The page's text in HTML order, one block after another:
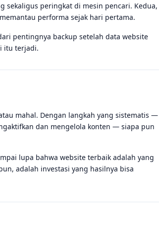
sekaligus peringkat di mesin pencari. Kedua,
performa sejak hari pertama.
pentingnya backup setelah data website
itu terjadi.
mahal. Dengan langkah yang sistematis —
dan mengelola konten — siapa pun
lupa bahwa website terbaik adalah yang
adalah investasi yang hasilnya bisa